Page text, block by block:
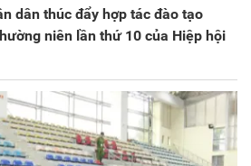
dân thúc đẩy hợp tác đào tạo
niên lần thứ 10 của Hiệp hội